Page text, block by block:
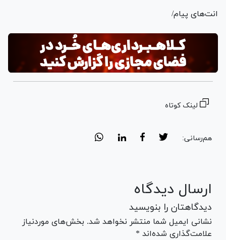
‌انت‌های پیام/
لینک کوتاه
هم‌رسانی:
ارسال دیدگاه
دیدگاهتان را بنویسید
نشانی ایمیل شما منتشر نخواهد شد. بخش‌های موردنیاز
علامت‌گذاری شده‌اند *